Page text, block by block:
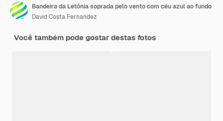
Bandeira da Letônia soprada pelo vento com céu azul ao fundo
David Costa Fernandez
Você também pode gostar destas fotos